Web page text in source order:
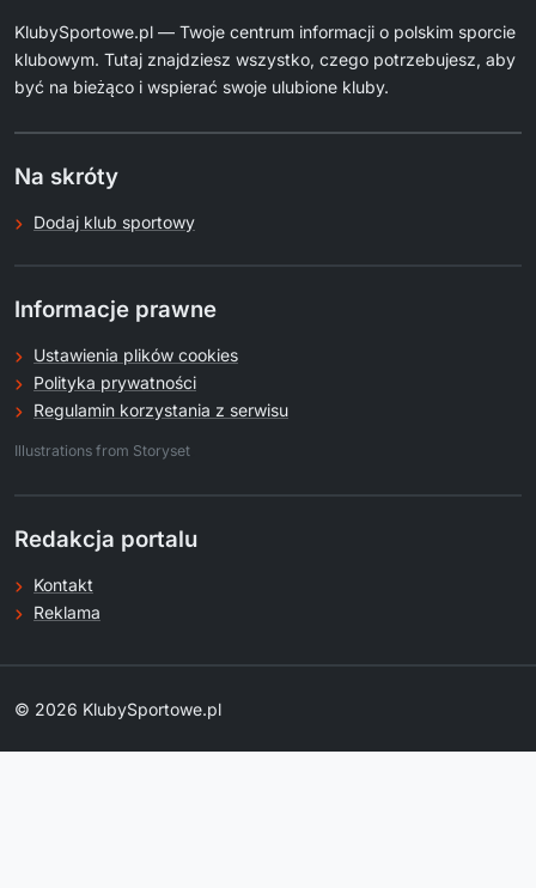
KlubySportowe.pl — Twoje centrum informacji o polskim sporcie
klubowym. Tutaj znajdziesz wszystko, czego potrzebujesz, aby
być na bieżąco i wspierać swoje ulubione kluby.
Na skróty
Dodaj klub sportowy
Informacje prawne
Ustawienia plików cookies
Polityka prywatności
Regulamin korzystania z serwisu
Illustrations from Storyset
Redakcja portalu
Kontakt
Reklama
© 2026 KlubySportowe.pl